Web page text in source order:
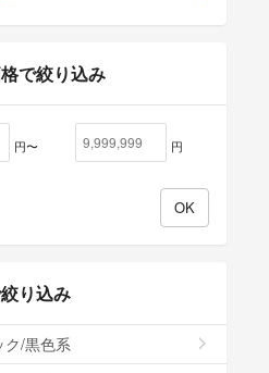
で絞り込み
円〜 円
り込み
ク/黒色系